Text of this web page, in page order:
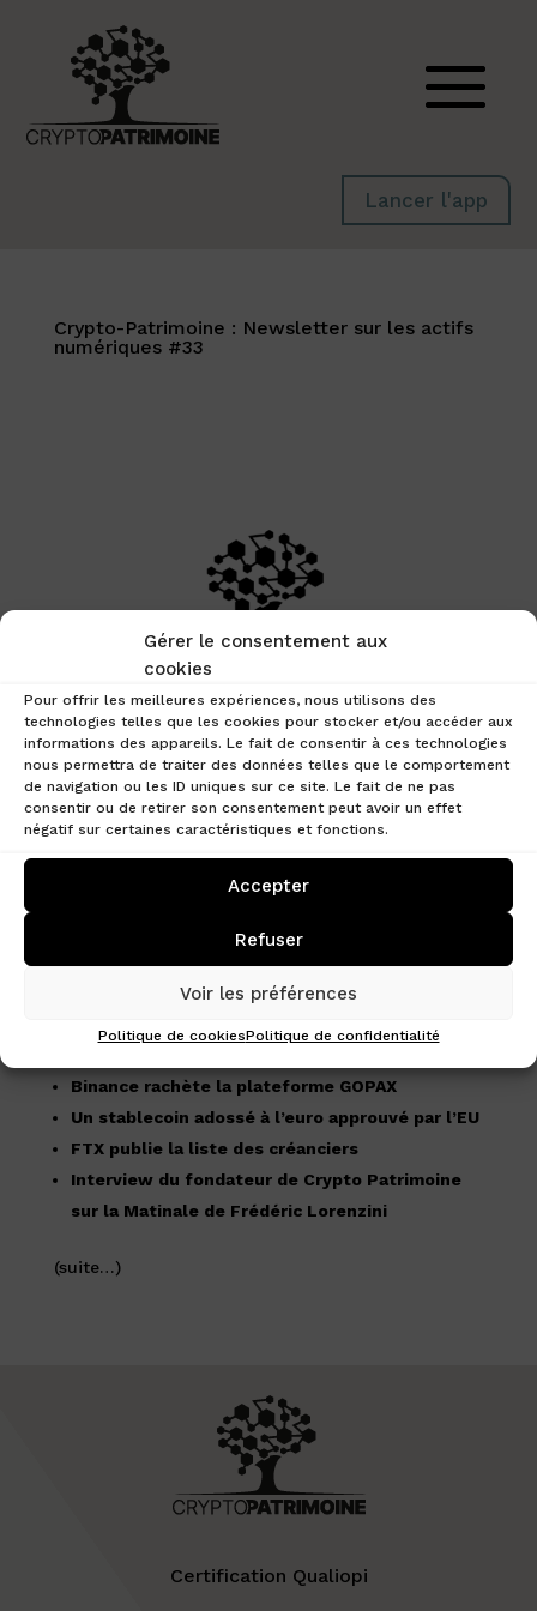
Gérer le consentement aux
cookies
Pour offrir les meilleures expériences, nous utilisons des
technologies telles que les cookies pour stocker et/ou accéder aux
informations des appareils. Le fait de consentir à ces technologies
nous permettra de traiter des données telles que le comportement
de navigation ou les ID uniques sur ce site. Le fait de ne pas
consentir ou de retirer son consentement peut avoir un effet
négatif sur certaines caractéristiques et fonctions.
Accepter
Refuser
Voir les préférences
Politique de cookiesPolitique de confidentialité
Lancer l'app
Crypto-Patrimoine : Newsletter sur les actifs
numériques #33
Newsletter du
07/02/2023
Comme chaque mardi, vous trouverez ci-dessous
crypto-actifs. Au programme :
Binance rachète la plateforme GOPAX
Un stablecoin adossé à l’euro approuvé par l’EU
FTX publie la liste des créanciers
Interview du fondateur de Crypto Patrimoine
sur la Matinale de Frédéric Lorenzini
(suite…)
Certification Qualiopi